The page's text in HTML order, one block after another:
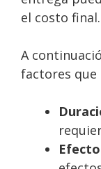
el costo final.
A
factores que